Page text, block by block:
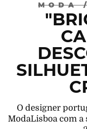
MODA
O designer
ModaLisboa com a